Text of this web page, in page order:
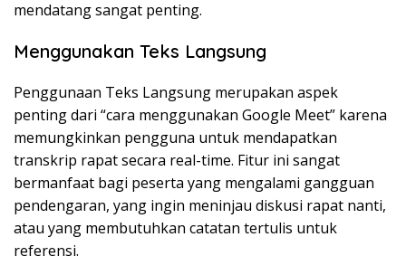
mendatang sangat penting.
Menggunakan Teks Langsung
Penggunaan Teks Langsung merupakan aspek
penting dari “cara menggunakan Google Meet” karena
memungkinkan pengguna untuk mendapatkan
transkrip rapat secara real-time. Fitur ini sangat
bermanfaat bagi peserta yang mengalami gangguan
pendengaran, yang ingin meninjau diskusi rapat nanti,
atau yang membutuhkan catatan tertulis untuk
referensi.